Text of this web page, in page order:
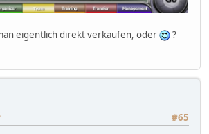
eigentlich direkt verkaufen, oder ?
#65